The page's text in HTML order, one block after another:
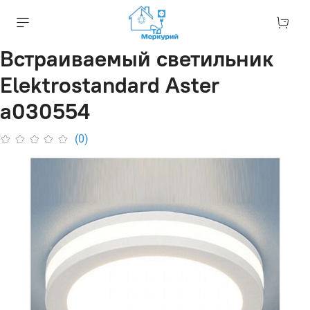
Встраиваемый светильник
Elektrostandard Aster
a030554
(0)